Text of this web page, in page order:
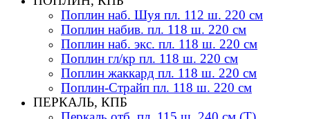
Поплин наб. Шуя пл. 112 ш. 220 см
Поплин набив. пл. 118 ш. 220 см
Поплин наб. экс. пл. 118 ш. 220 см
Поплин гл/кр пл. 118 ш. 220 см
Поплин жаккард пл. 118 ш. 220 см
Поплин-Страйп пл. 118 ш. 220 см
ПЕРКАЛЬ, КПБ